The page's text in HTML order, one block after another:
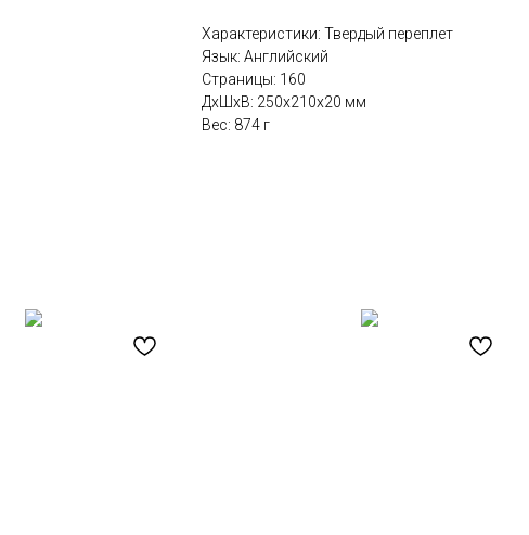
Характеристики: Твердый переплет
Язык: Английский
Страницы: 160
ДxШxВ: 250x210x20 мм
Вес: 874 г